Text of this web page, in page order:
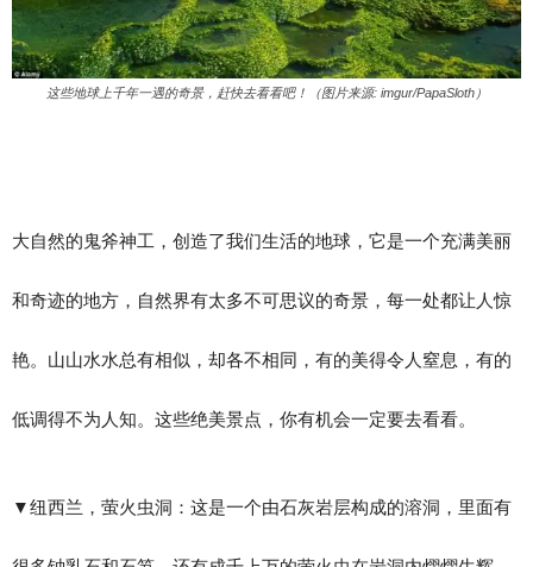
这些地球上千年一遇的奇景，赶快去看看吧！（图片来源: imgur/PapaSloth）
大自然的鬼斧神工，创造了我们生活的地球，它是一个充满美丽
和奇迹的地方，自然界有太多不可思议的奇景，每一处都让人惊
艳。山山水水总有相似，却各不相同，有的美得令人窒息，有的
低调得不为人知。这些绝美景点，你有机会一定要去看看。
▼纽西兰，萤火虫洞：这是一个由石灰岩层构成的溶洞，里面有